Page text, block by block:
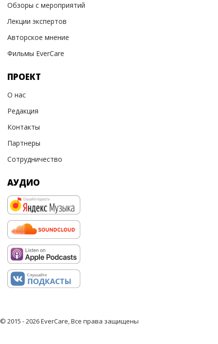
Обзоры с мероприятий
Лекции экспертов
Авторское мнение
Фильмы EverCare
ПРОЕКТ
О нас
Редакция
Контакты
Партнеры
Сотрудничество
АУДИО
© 2015 - 2026 EverCare, Все права защищены